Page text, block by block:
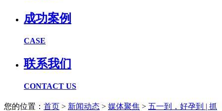
成功案例
CASE
联系我们
CONTACT US
您的位置： 首页 > 新闻动态 > 媒体聚焦 > 五一到，好孕到 | 抓